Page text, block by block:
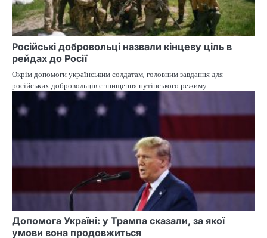
Російські добровольці назвали кінцеву ціль в
рейдах до Росії
Окрім допомоги українським солдатам, головним завдання для
російських добровольців є знищення путінського режиму.
Допомога Україні: у Трампа сказали, за якої
умови вона продовжиться